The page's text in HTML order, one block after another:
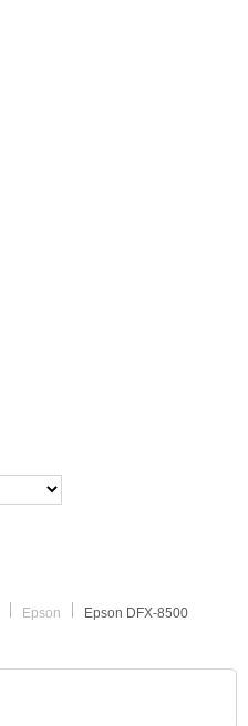
Epson Epson DFX-8500